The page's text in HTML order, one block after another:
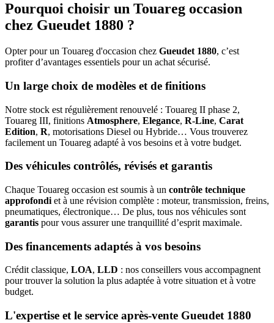
Pourquoi choisir un Touareg occasion
chez Gueudet 1880 ?
Opter pour un Touareg d'occasion chez Gueudet 1880, c’est
profiter d’avantages essentiels pour un achat sécurisé.
Un large choix de modèles et de finitions
Notre stock est régulièrement renouvelé : Touareg II phase 2,
Touareg III, finitions Atmosphere, Elegance, R-Line, Carat
Edition, R, motorisations Diesel ou Hybride… Vous trouverez
facilement un Touareg adapté à vos besoins et à votre budget.
Des véhicules contrôlés, révisés et garantis
Chaque Touareg occasion est soumis à un contrôle technique
approfondi et à une révision complète : moteur, transmission, freins,
pneumatiques, électronique… De plus, tous nos véhicules sont
garantis pour vous assurer une tranquillité d’esprit maximale.
Des financements adaptés à vos besoins
Crédit classique, LOA, LLD : nos conseillers vous accompagnent
pour trouver la solution la plus adaptée à votre situation et à votre
budget.
L'expertise et le service après-vente Gueudet 1880